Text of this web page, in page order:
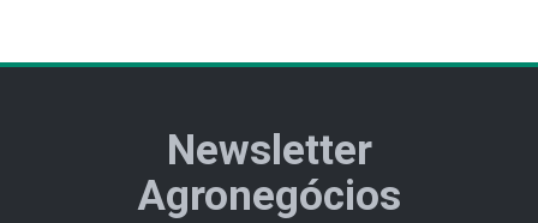
Newsletter
Agronegócios